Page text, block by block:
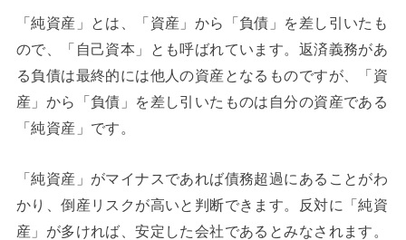
「純資産」とは、「資産」から「負債」を差し引いたも
ので、「自己資本」とも呼ばれています。返済義務があ
る負債は最終的には他人の資産となるものですが、「資
産」から「負債」を差し引いたものは自分の資産である
「純資産」です。
「純資産」がマイナスであれば債務超過にあることがわ
かり、倒産リスクが高いと判断できます。反対に「純資
産」が多ければ、安定した会社であるとみなされます。